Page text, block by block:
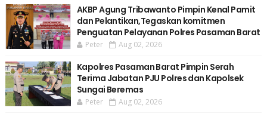
AKBP Agung Tribawanto Pimpin Kenal Pamit
dan Pelantikan,Tegaskan komitmen
Penguatan Pelayanan Polres Pasaman Barat
Peter Aug 02, 2026
Kapolres Pasaman Barat Pimpin Serah
Terima Jabatan PJU Polres dan Kapolsek
Sungai Beremas
Peter Aug 02, 2026